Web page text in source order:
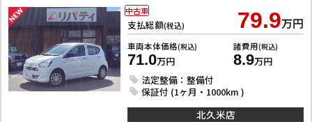
支払総額(税込) 79.9万円
車両本体価格(税込)
71.0万円
諸費用(税込)
8.9万円
法定整備：整備付
保証付 (1ヶ月・1000km )
中古車
北久米店